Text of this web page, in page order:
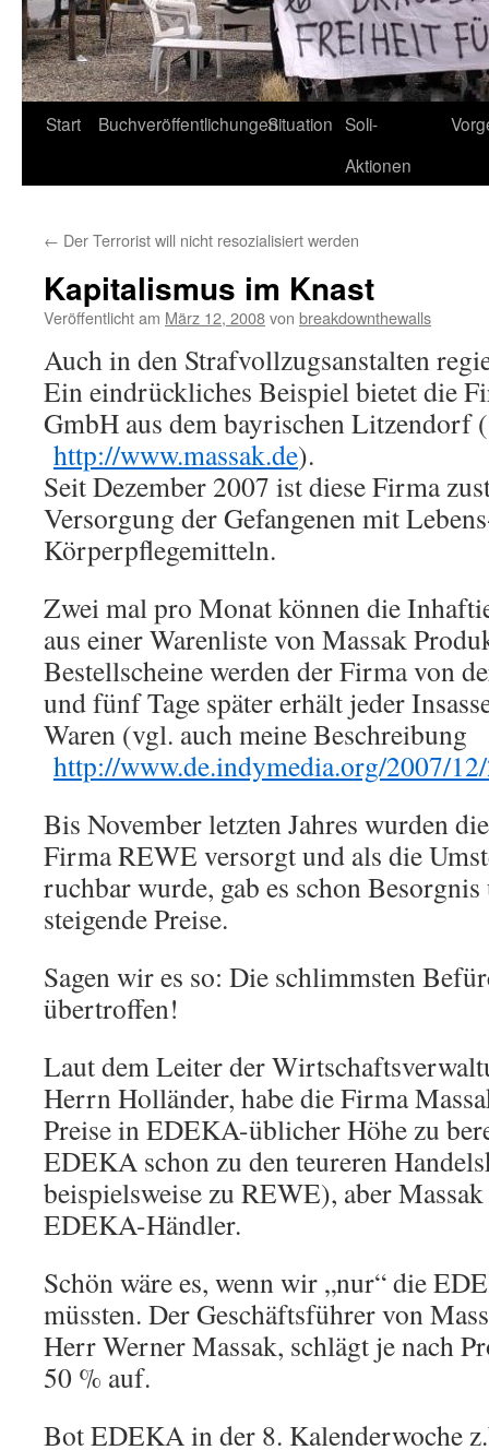
Start BuchveröffentlichungenSituation Soli-
Aktionen
← Der Terrorist will nicht resozialisiert werden
Kapitalismus im Knast
Veröffentlicht am März 12, 2008von breakdownthewalls
Auch in den Strafvollzugsanstalten
Ein eindrückliches Beispiel bietet die
GmbH aus dem bayrischen Litzendorf (
http://www.massak.de).
Seit Dezember 2007 ist diese Firma
Versorgung der Gefangenen mit
Körperpflegemitteln.
Zwei mal pro Monat können die
aus einer Warenliste von Massak
Bestellscheine werden der Firma von
und fünf Tage später erhält jeder
Waren (vgl. auch meine Beschreibung
http://www.de.indymedia.org/2007/
Bis November letzten Jahres wurden
Firma REWE versorgt und als die
ruchbar wurde, gab es schon
steigende Preise.
Sagen wir es so: Die schlimmsten
übertroffen!
Laut dem Leiter der
Herrn Holländer, habe die Firma
Preise in EDEKA-üblicher Höhe zu
EDEKA schon zu den teureren
beispielsweise zu REWE), aber
EDEKA-Händler.
Schön wäre es, wenn wir „nur“ die
müssten. Der Geschäftsführer von
Herr Werner Massak, schlägt je nach
50 % auf.
Bot EDEKA in der 8. Kalenderwoche